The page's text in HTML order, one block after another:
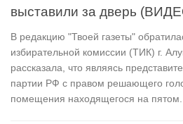
выставили за дверь
В редакцию "Твоей газеты"
избирательной комиссии (ТИК) г.
рассказала, что являясь
партии РФ с правом решающего
помещения находящегося на пятом...